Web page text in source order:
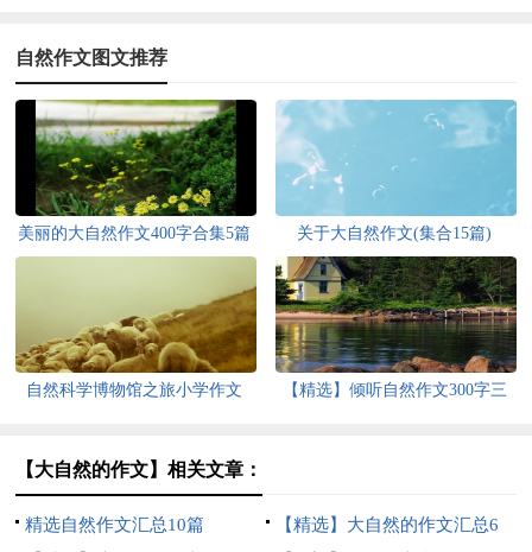
自然作文图文推荐
美丽的大自然作文400字合集5篇 关于大自然作文(集合15篇)
自然科学博物馆之旅小学作文
【精选】倾听自然作文300字三
【大自然的作文】相关文章：
精选自然作文汇总10篇
【精选】大自然的作文汇总6